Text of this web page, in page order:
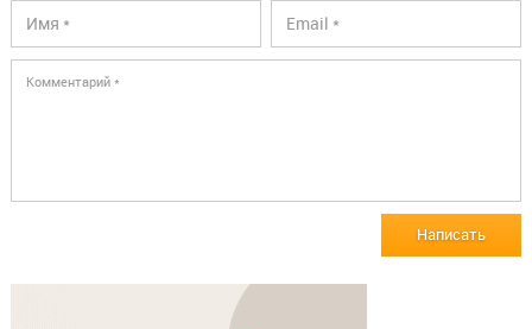
Написать